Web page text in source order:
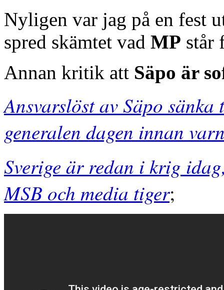
Nyligen var jag på en fest
spred skämtet vad MP står
Annan kritik att Säpo är
Ansvarslöst av Säpo
generalen dagen innan
Sverige är redan i krig
MSB och media tiger;